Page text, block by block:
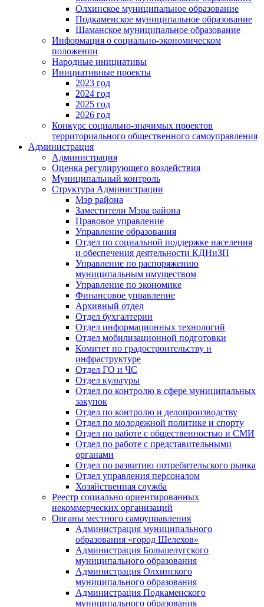
Олхинское муниципальное образование
Подкаменское муниципальное образование
Шаманское муниципальное образование
Информация о социально-экономическом
положении
Народные инициативы
Инициативные проекты
2023 год
2024 год
2025 год
2026 год
Конкурс социально-значимых проектов
территориального общественного самоуправления
Администрация
Администрация
Оценка регулирующего воздействия
Муниципальный контроль
Структура Администрации
Мэр района
Заместители Мэра района
Правовое управление
Управление образования
Отдел по социальной поддержке населения
и обеспечения деятельности КДНиЗП
Управление по распоряжению
муниципальным имуществом
Управление по экономике
Финансовое управление
Архивный отдел
Отдел бухгалтерии
Отдел информационных технологий
Отдел мобилизационной подготовки
Комитет по градостроительству и
инфраструктуре
Отдел ГО и ЧС
Отдел культуры
Отдел по контролю в сфере муниципальных
закупок
Отдел по контролю и делопроизводству
Отдел по молодежной политике и спорту
Отдел по работе с общественностью и СМИ
Отдел по работе с представительными
органами
Отдел по развитию потребительского рынка
Отдел управления персоналом
Хозяйственная служба
Реестр социально ориентированных
некоммерческих организаций
Органы местного самоуправления
Администрация муниципального
образования «город Шелехов»
Администрация Большелугского
муниципального образования
Администрация Олхинского
муниципального образования
Администрация Подкаменского
муниципального образования